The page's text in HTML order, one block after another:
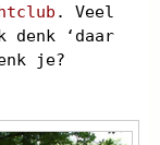
. Veel
denk ‘daar
je?